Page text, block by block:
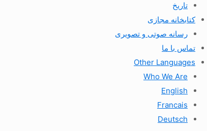
تاریخ
کتابخانه مجازی
رسانه صوتی و تصویری
تماس با ما
Other Languages
Who We Are
English
Francais
Deutsch